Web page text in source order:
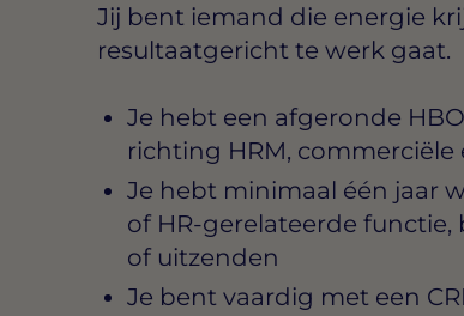
Jij bent iemand die energie
resultaatgericht te werk gaat.
Je hebt een afgeronde
richting HRM,
Je hebt minimaal één jaar
of HR-gerelateerde
of uitzenden
Je bent vaardig met een